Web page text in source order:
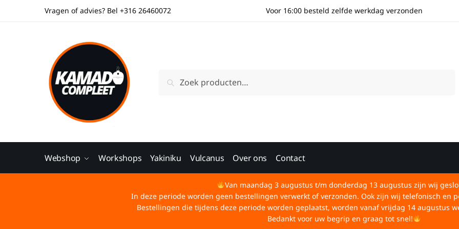
Vragen of advies? Bel +316 26460072 Voor 16:00 besteld zelfde werkdag verzonden
Zoeken
Webshop Workshops Yakiniku Vulcanus Over ons Contact
Van maandag 3 augustus t/m donderdag 13 augustus zijn wij
In deze periode worden geen bestellingen verwerkt of verzonden. Ook zijn wij telefonisch en
Bestellingen die tijdens deze periode worden geplaatst, worden vanaf vrijdag 14 augustus
Bedankt voor uw begrip en graag tot snel!